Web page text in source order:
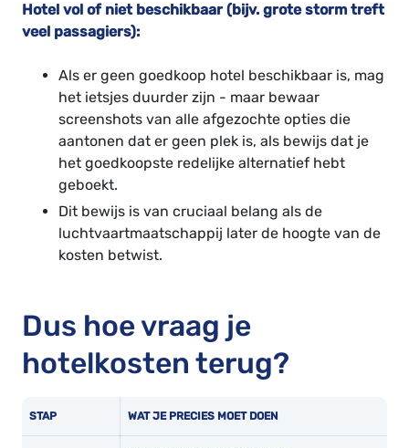
Hotel vol of niet beschikbaar (bijv. grote storm treft
veel passagiers):
Als er geen goedkoop hotel beschikbaar is, mag
het ietsjes duurder zijn - maar bewaar
screenshots van alle afgezochte opties die
aantonen dat er geen plek is, als bewijs dat je
het goedkoopste redelijke alternatief hebt
geboekt.
Dit bewijs is van cruciaal belang als de
luchtvaartmaatschappij later de hoogte van de
kosten betwist.
Dus hoe vraag je
hotelkosten terug?
STAP WAT JE PRECIES MOET DOEN